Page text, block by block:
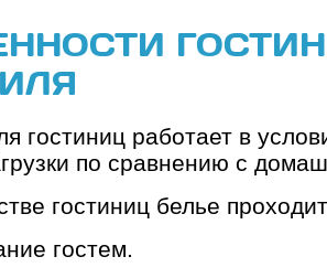
гостиниц работает в
по сравнению с
гостиниц белье
гостем.